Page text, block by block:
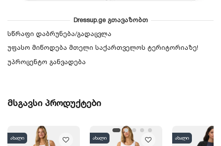
Dressup.ge გთავაზობთ
სწრაფი დაბრუნება/გადაცვლა
უფასო მიწოდება მთელი საქართველოს ტერიტორიაზე!
უპროცენტო განვადება
მსგავსი პროდუქტები
ახალი ახალი ახალი